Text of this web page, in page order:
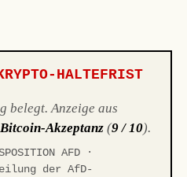
HALTEFRIST
belegt. Anzeige aus
Bitcoin-Akzeptanz (9 / 10).
AFD ·
der AfD-